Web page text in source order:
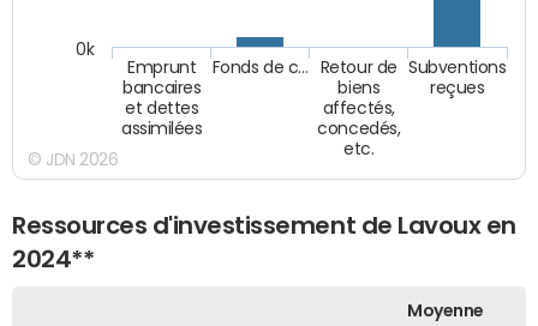
Emprunt
bancaires
et dettes
assimilées
Fonds de c…
Retour de
biens
affectés,
concedés,
etc.
Subventions
reçues
0k
© JDN 2026
Ressources d'investissement de Lavoux en
2024**
Moyenne